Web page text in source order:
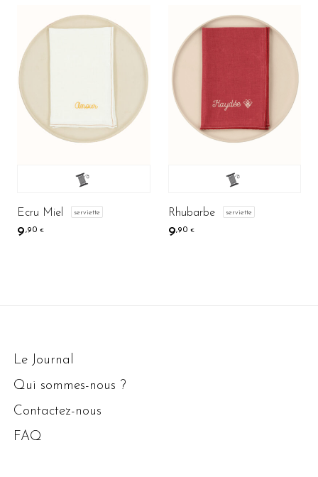
Ecru Miel serviette
9,90 €
Rhubarbe serviette
9,90€
Le Journal
Qui sommes-nous ?
Contactez-nous
FAQ